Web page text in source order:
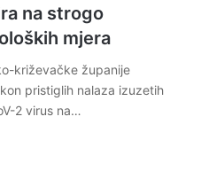
na strogo
mjera
križevačke županije
pristiglih nalaza izuzetih
2 virus na…